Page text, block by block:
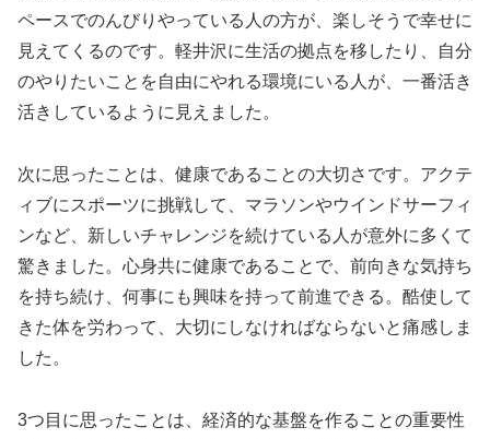
ペースでのんびりやっている人の方が、楽しそうで幸せに
見えてくるのです。軽井沢に生活の拠点を移したり、自分
のやりたいことを自由にやれる環境にいる人が、一番活き
活きしているように見えました。
次に思ったことは、健康であることの大切さです。アクテ
ィブにスポーツに挑戦して、マラソンやウインドサーフィ
ンなど、新しいチャレンジを続けている人が意外に多くて
驚きました。心身共に健康であることで、前向きな気持ち
を持ち続け、何事にも興味を持って前進できる。酷使して
きた体を労わって、大切にしなければならないと痛感しま
した。
3つ目に思ったことは、経済的な基盤を作ることの重要性